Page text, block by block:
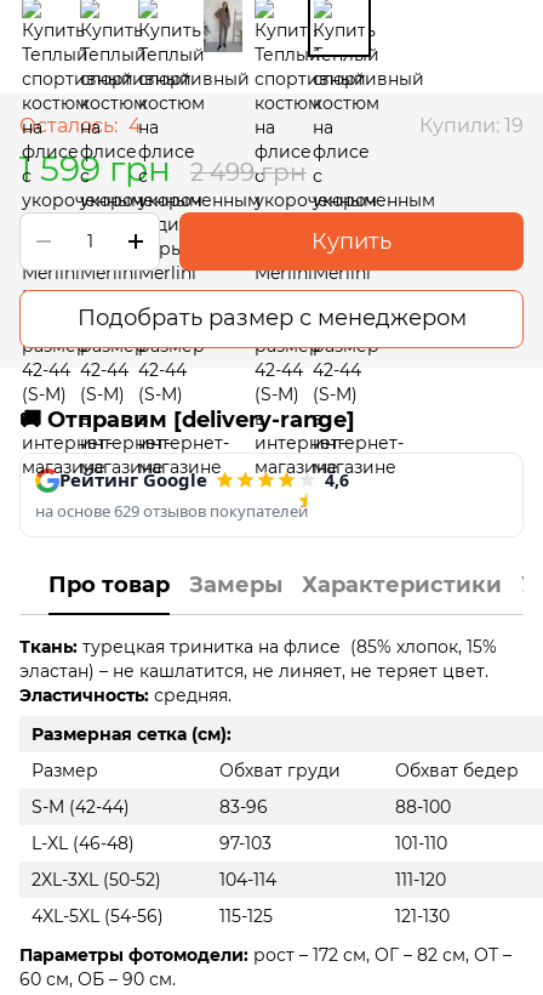
Осталось: 4 Купили: 19
1 599 грн 2 499 грн
Купить
Подобрать размер с менеджером
🚚 Отправим [delivery-range]
Рейтинг Google 4,6
на основе 629 отзывов покупателей
Про товар Замеры Характеристики
Ткань: турецкая тринитка на флисе (85% хлопок, 15%
эластан) – не кашлатится, не линяет, не теряет цвет.
Эластичность: средняя.
Размерная сетка (см):
Размер
Обхват груди
Обхват бедер
S-M (42-44)
83-96
88-100
L-XL (46-48)
97-103
101-110
2XL-3XL (50-52)
104-114
111-120
4XL-5XL (54-56)
115-125
121-130
Параметры фотомодели: рост – 172 см, ОГ – 82 см, ОТ –
60 см, ОБ – 90 см.